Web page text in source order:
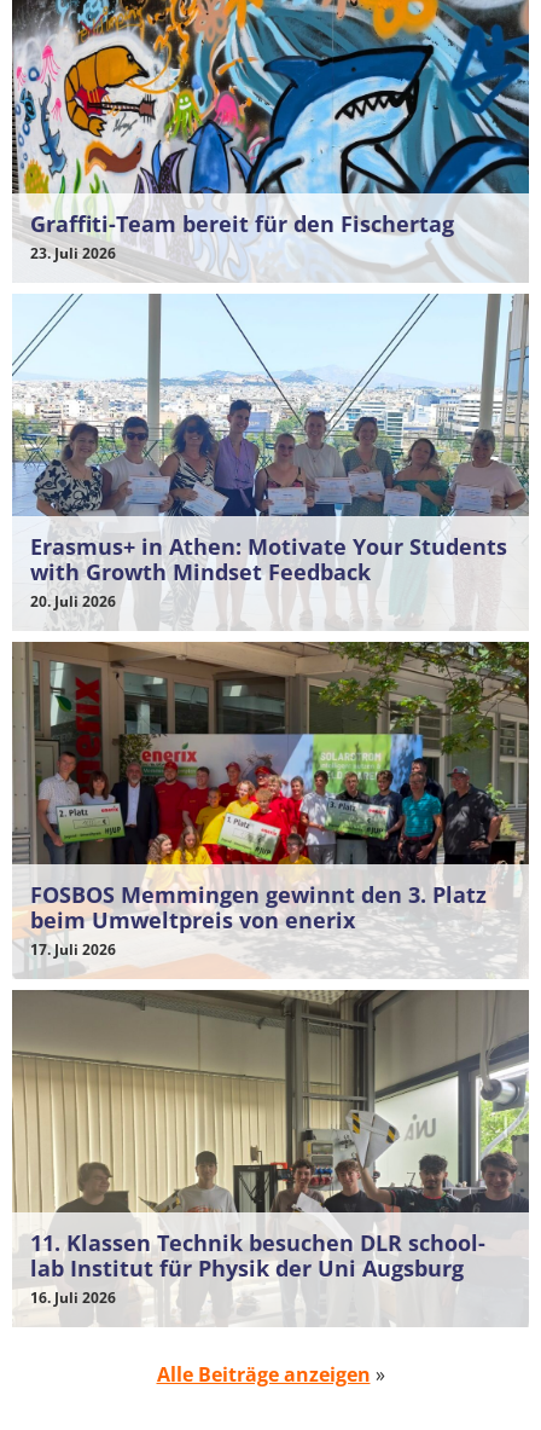
Graffiti-Team bereit für den Fischertag
23. Juli 2026
Erasmus+ in Athen: Motivate Your Students
with Growth Mindset Feedback
20. Juli 2026
FOSBOS Memmingen gewinnt den 3. Platz
beim Umweltpreis von enerix
17. Juli 2026
11. Klassen Technik besuchen DLR school-
lab Institut für Physik der Uni Augsburg
16. Juli 2026
Alle Beiträge anzeigen »